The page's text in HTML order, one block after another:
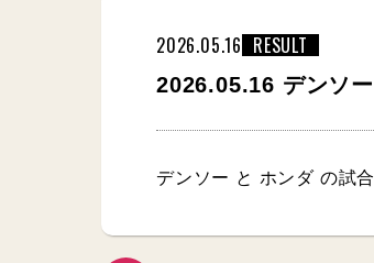
2026.05.16 RESULT
2026.05.16 デンソ
デンソー と ホンダ の試